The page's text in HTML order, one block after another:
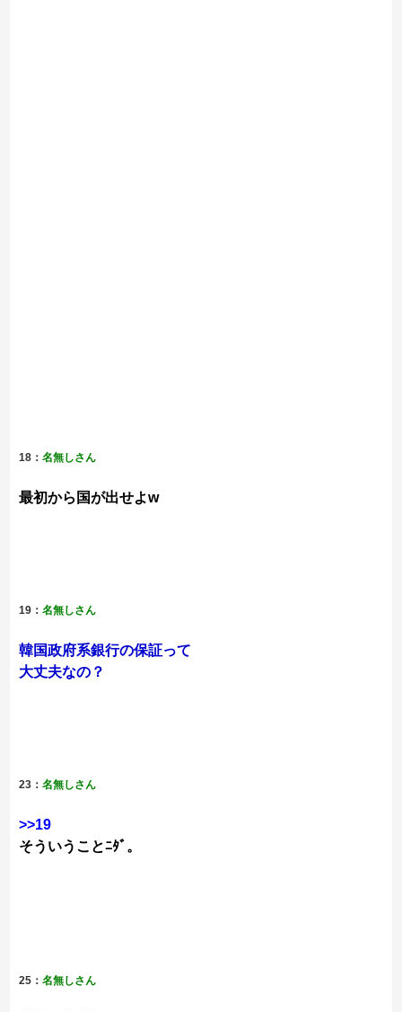
18：名無しさん
最初から国が出せよw
19：名無しさん
韓国政府系銀行の保証って
大丈夫なの？
23：名無しさん
>>19
そういうことﾆﾀﾞ。
25：名無しさん